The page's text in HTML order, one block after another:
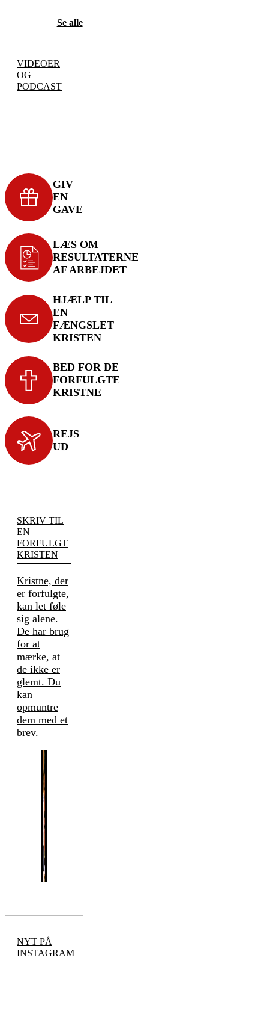
Se alle
VIDEOER
OG
PODCAST
GIV
EN
GAVE
LÆS OM
RESULTATERNE
AF ARBEJDET
HJÆLP TIL
EN
FÆNGSLET
KRISTEN
BED FOR DE
FORFULGTE
KRISTNE
REJS
UD
SKRIV TIL
EN
FORFULGT
KRISTEN
Kristne, der
er forfulgte,
kan let føle
sig alene.
De har brug
for at
mærke, at
de ikke er
glemt. Du
kan
opmuntre
dem med et
brev.
NYT PÅ
INSTAGRAM